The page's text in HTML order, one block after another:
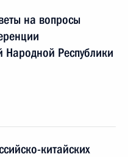
на вопросы
Народной Республики
китайских